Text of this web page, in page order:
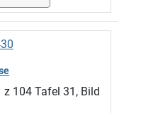
z 104 Tafel 31, Bild